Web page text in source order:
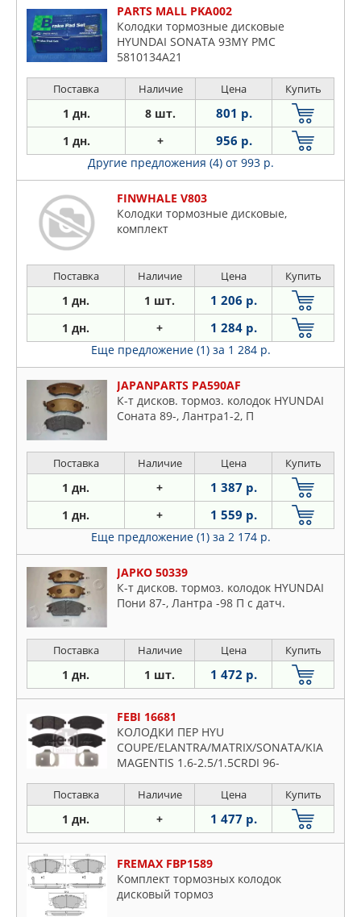
PARTS MALL PKA002
Колодки тормозные дисковые
HYUNDAI SONATA 93MY PMC
5810134A21
Поставка Наличие Цена Купить
1 дн. 8 шт. 801 р.
1 дн. + 956 р.
Другие предложения (4) от 993 р.
FINWHALE V803
Колодки тормозные дисковые,
комплект
Поставка Наличие Цена Купить
1 дн. 1 шт. 1 206 р.
1 дн. + 1 284 р.
Еще предложение (1) за 1 284 р.
JAPANPARTS PA590AF
К-т дисков. тормоз. колодок HYUNDAI
Соната 89-, Лантра1-2, П
Поставка Наличие Цена Купить
1 дн. + 1 387 р.
1 дн. + 1 559 р.
Еще предложение (1) за 2 174 р.
JAPKO 50339
К-т дисков. тормоз. колодок HYUNDAI
Пони 87-, Лантра -98 П с датч.
Поставка Наличие Цена Купить
1 дн. 1 шт. 1 472 р.
FEBI 16681
КОЛОДКИ ПЕР HYU
COUPE/ELANTRA/MATRIX/SONATA/KIA
MAGENTIS 1.6-2.5/1.5CRDI 96-
Поставка Наличие Цена Купить
1 дн. + 1 477 р.
FREMAX FBP1589
Комплект тормозных колодок
дисковый тормоз